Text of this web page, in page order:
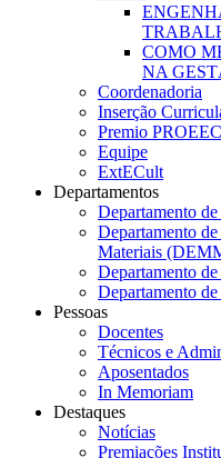
COMO
NA
Coordenadoria
Inserção
Premio PROEEC
Equipe
ExtECult
Departamentos
Departamento
Departamento
Materiais
Departamento
Departamento
Pessoas
Docentes
Técnicos e
Aposentados
In Memoriam
Destaques
Notícias
Premiações